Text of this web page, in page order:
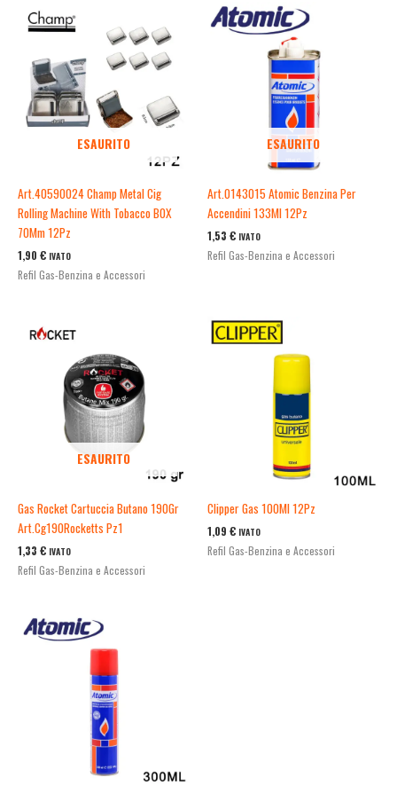
ESAURITO
Art.40590024 Champ Metal Cig
Rolling Machine With Tobacco B0X
70Mm 12Pz
1,90 € IVATO
Refil Gas-Benzina e Accessori
ESAURITO
Art.0143015 Atomic Benzina Per
Accendini 133Ml 12Pz
1,53 € IVATO
Refil Gas-Benzina e Accessori
ESAURITO
Gas Rocket Cartuccia Butano 190Gr
Art.Cg190Rocketts Pz1
1,33 € IVATO
Refil Gas-Benzina e Accessori
Clipper Gas 100Ml 12Pz
1,09 € IVATO
Refil Gas-Benzina e Accessori